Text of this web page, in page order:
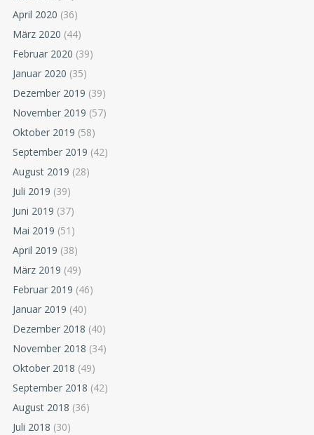
April 2020 (36)
März 2020 (44)
Februar 2020 (39)
Januar 2020 (35)
Dezember 2019 (39)
November 2019 (57)
Oktober 2019 (58)
September 2019 (42)
August 2019 (28)
Juli 2019 (39)
Juni 2019 (37)
Mai 2019 (51)
April 2019 (38)
März 2019 (49)
Februar 2019 (46)
Januar 2019 (40)
Dezember 2018 (40)
November 2018 (34)
Oktober 2018 (49)
September 2018 (42)
August 2018 (36)
Juli 2018 (30)